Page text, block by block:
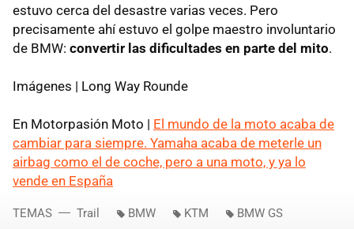
estuvo cerca del desastre varias veces. Pero
precisamente ahí estuvo el golpe maestro involuntario
de BMW: convertir las dificultades en parte del mito.
Imágenes | Long Way Rounde
En Motorpasión Moto | El mundo de la moto acaba de
cambiar para siempre. Yamaha acaba de meterle un
airbag como el de coche, pero a una moto, y ya lo
vende en España
TEMAS Trail BMW KTM BMW GS